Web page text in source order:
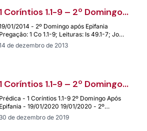
1 Coríntios 1.1-9 – 2º Domingo
após Epifania – 19.01.2014
01/2014 - 2º Domingo após Epifania
Pregação: 1 Co 1.1-9; Leituras: Is 49.1-7; Jo
42 Sirlei Denise W. Heinrich –…
de dezembro de 2013
1 Coríntios 1.1-9 – 2º Domingo
Após Epifania – 19/01/2020
Prédica - 1 Coríntios 1.1-9 2º Domingo Após
Epifania - 19/01/2020 19/01/2020 - 2º
Domingo Após Epifania Pregação: 1 Coríntios…
30 de dezembro de 2019